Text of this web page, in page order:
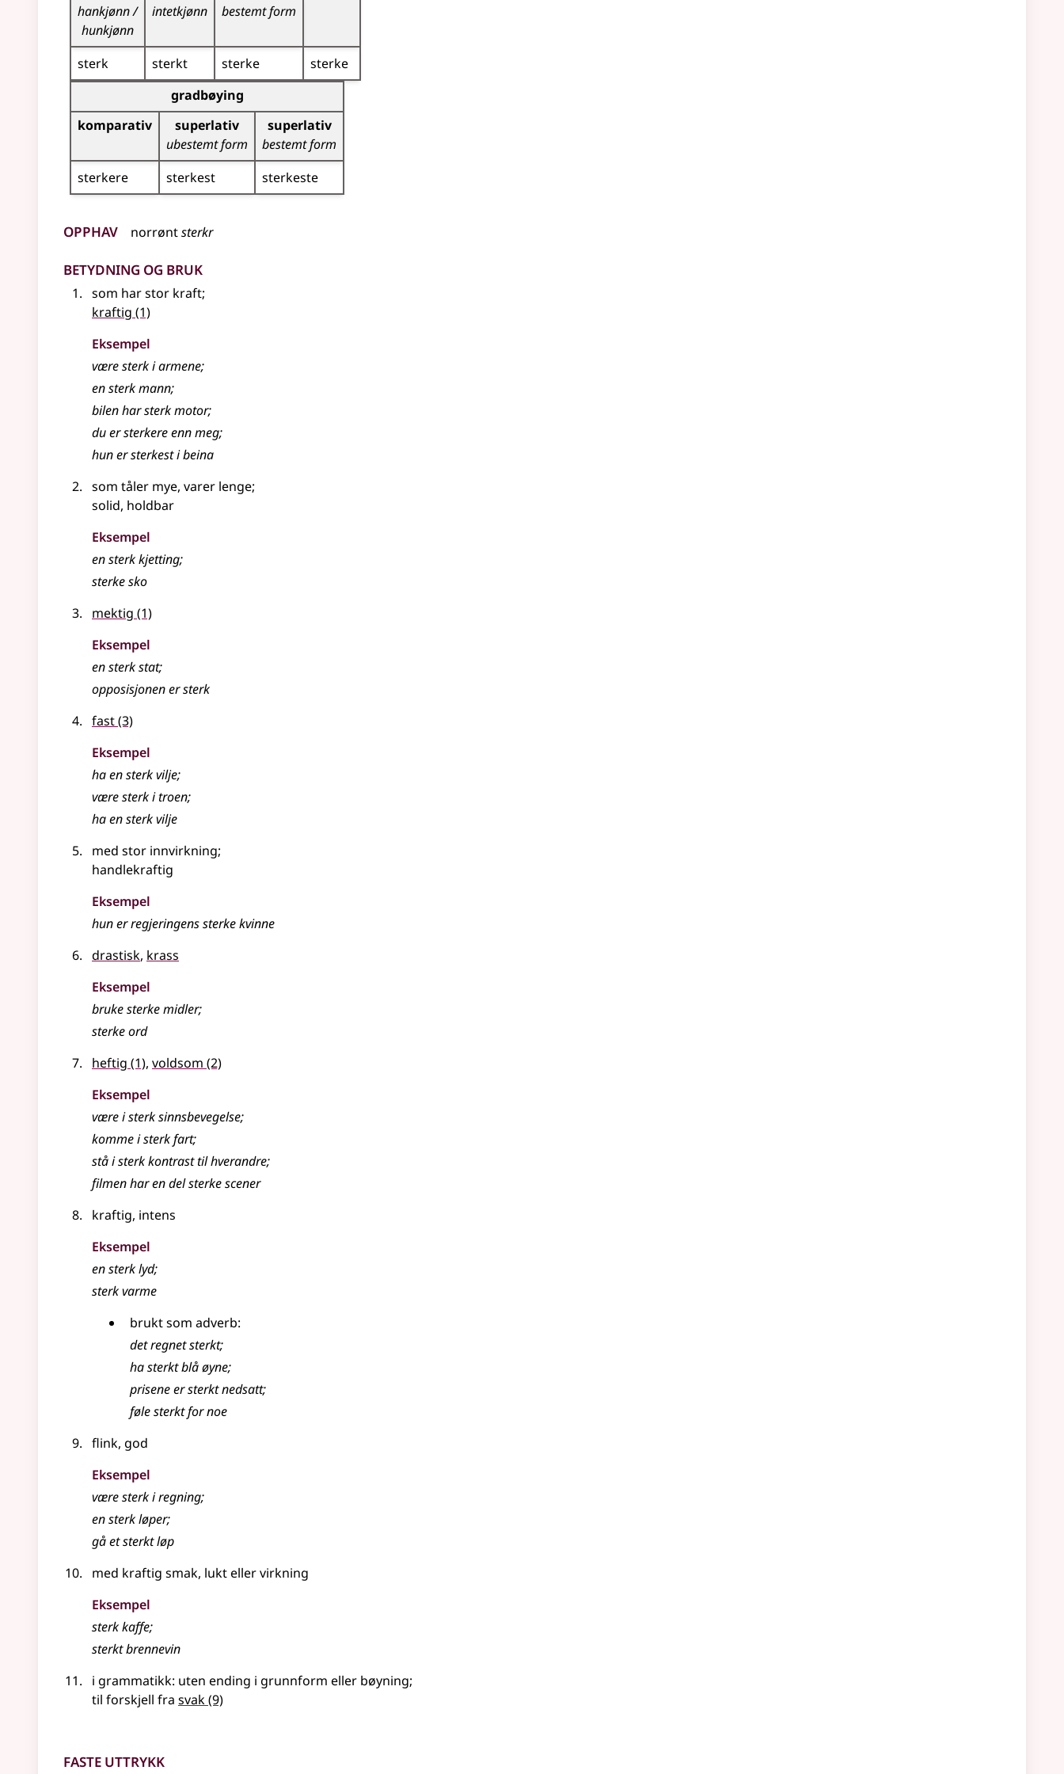
hankjønn /
hunkjønn
intetkjønn bestemt form
sterk sterkt sterke
sterke
Bøyingstabell for dette adjektivet (gradbøying)
gradbøying
komparativ
superlativ
ubestemt form
superlativ
bestemt form
sterkere
sterkest sterkeste
Opphav norrøntsterkr
Betydning og bruk
som har stor kraft;
kraftig (1)
Eksempel
væresterki armene;
en sterk mann;
bilen harsterkmotor;
du er sterkere enn meg;
hun er sterkest i beina
som tåler mye, varer lenge;
solid, holdbar
Eksempel
ensterkkjetting;
sterke sko
mektig (1)
Eksempel
ensterkstat;
opposisjonen ersterk
fast(3)
Eksempel
ha ensterkvilje;
væresterki troen;
ha en sterk vilje
med stor innvirkning;
handlekraftig
Eksempel
hun er regjeringens sterke kvinne
drastisk, krass
Eksempel
brukesterkemidler;
sterkeord
heftig (1), voldsom (2)
Eksempel
være isterksinnsbevegelse;
komme isterkfart;
stå i sterk kontrast til hverandre;
filmen har en del sterke scener
kraftig, intens
Eksempel
en sterk lyd;
sterkvarme
brukt som adverb:
det regnetsterkt;
hasterktblå øyne;
prisene er sterkt nedsatt;
føle sterkt for noe
flink, god
Eksempel
være sterk i regning;
ensterkløper;
gå etsterktløp
med kraftig smak, lukt eller virkning
Eksempel
sterk kaffe;
sterktbrennevin
i grammatikk: uten ending i grunnform eller bøyning;
til forskjell fra svak(9)
Faste uttrykk